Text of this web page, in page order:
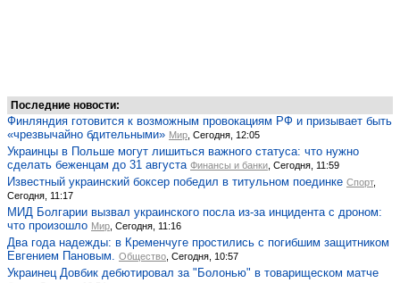
Последние новости:
Финляндия готовится к возможным провокациям РФ и призывает быть
«чрезвычайно бдительными» Мир , Сегодня, 12:05
Украинцы в Польше могут лишиться важного статуса: что нужно
сделать беженцам до 31 августа Финансы и банки , Сегодня, 11:59
Известный украинский боксер победил в титульном поединке Спорт,
Сегодня, 11:17
МИД Болгарии вызвал украинского посла из-за инцидента с дроном:
что произошло Мир , Сегодня, 11:16
Два года надежды: в Кременчуге простились с погибшим защитником
Евгением Пановым.
Общество , Сегодня, 10:57
Украинец Довбик дебютировал за "Болонью" в товарищеском матче